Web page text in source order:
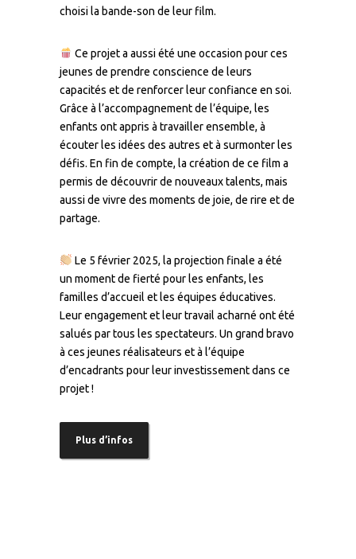
choisi la bande-son de leur film.
Ce projet a aussi été une occasion pour ces
jeunes de prendre conscience de leurs
capacités et de renforcer leur confiance en soi.
Grâce à l’accompagnement de l’équipe, les
enfants ont appris à travailler ensemble, à
écouter les idées des autres et à surmonter les
défis. En fin de compte, la création de ce film a
permis de découvrir de nouveaux talents, mais
aussi de vivre des moments de joie, de rire et de
partage.
Le 5 février 2025, la projection finale a été
un moment de fierté pour les enfants, les
familles d’accueil et les équipes éducatives.
Leur engagement et leur travail acharné ont été
salués par tous les spectateurs. Un grand bravo
à ces jeunes réalisateurs et à l’équipe
d’encadrants pour leur investissement dans ce
projet !
Plus d’infos